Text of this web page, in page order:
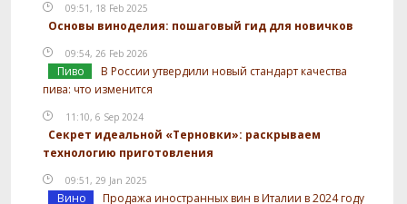
09:51, 18 Feb 2025
Основы виноделия: пошаговый гид для новичков
09:54, 26 Feb 2026
Пиво
В России утвердили новый стандарт качества
пива: что изменится
11:10, 6 Sep 2024
Секрет идеальной «Терновки»: раскрываем
технологию приготовления
09:51, 29 Jan 2025
Вино
Продажа иностранных вин в Италии в 2024 году